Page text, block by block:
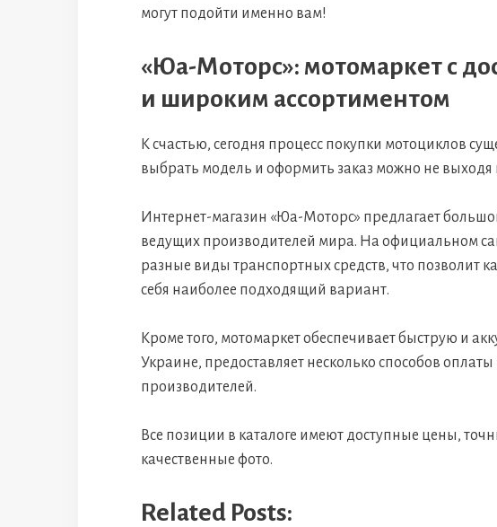
могут подойти именно вам!
«Юа-Моторс»: мотомаркет с
и широким ассортиментом
К счастью, сегодня процесс покупки мотоциклов
выбрать модель и оформить заказ можно не выходя
Интернет-магазин «Юа-Моторс» предлагает
ведущих производителей мира. На официальном
разные виды транспортных средств, что позволит
себя наиболее подходящий вариант.
Кроме того, мотомаркет обеспечивает быструю и
Украине, предоставляет несколько способов
производителей.
Все позиции в каталоге имеют доступные цены,
качественные фото.
Related Posts: